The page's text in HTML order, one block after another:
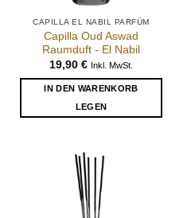
CAPILLA EL NABIL PARFÜM
Capilla Oud Aswad
Raumduft - El Nabil
19,90 € Inkl. MwSt.
IN DEN WARENKORB
LEGEN